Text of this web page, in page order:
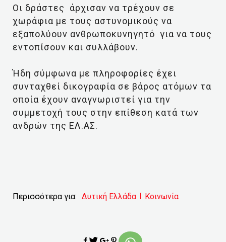
Οι δράστες άρχισαν να τρέχουν σε
χωράφια με τους αστυνομικούς να
εξαπολύουν ανθρωποκυνηγητό για να τους
εντοπίσουν και συλλάβουν.
Ήδη σύμφωνα με πληροφορίες έχει
συνταχθεί δικογραφία σε βάρος ατόμων τα
οποία έχουν αναγνωριστεί για την
συμμετοχή τους στην επίθεση κατά των
ανδρών της ΕΛ.ΑΣ.
Περισσότερα για: Δυτική Ελλάδα Κοινωνία